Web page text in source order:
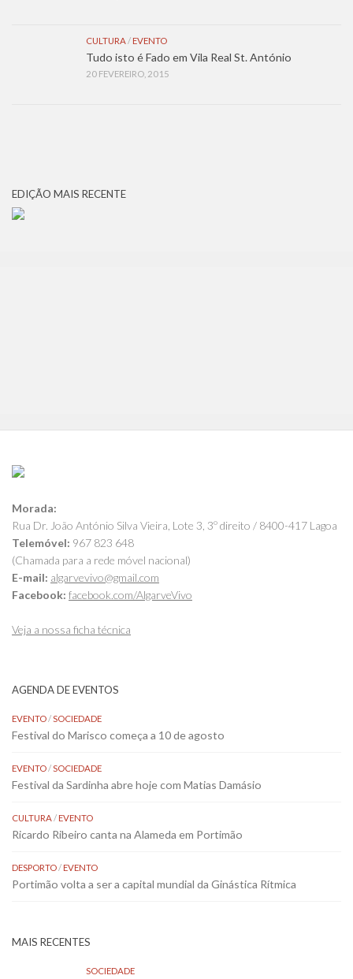
CULTURA / EVENTO
Tudo isto é Fado em Vila Real St. António
20 FEVEREIRO, 2015
EDIÇÃO MAIS RECENTE
Morada:
Rua Dr. João António Silva Vieira, Lote 3, 3º direito / 8400-417 Lagoa
Telemóvel: 967 823 648
(Chamada para a rede móvel nacional)
E-mail: algarvevivo@gmail.com
Facebook: facebook.com/AlgarveVivo
Veja a nossa ficha técnica
AGENDA DE EVENTOS
EVENTO/SOCIEDADE
Festival do Marisco começa a 10 de agosto
EVENTO/SOCIEDADE
Festival da Sardinha abre hoje com Matias Damásio
CULTURA/EVENTO
Ricardo Ribeiro canta na Alameda em Portimão
DESPORTO/EVENTO
Portimão volta a ser a capital mundial da Ginástica Rítmica
MAIS RECENTES
SOCIEDADE